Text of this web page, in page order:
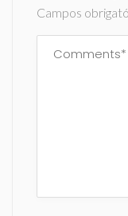
Campos